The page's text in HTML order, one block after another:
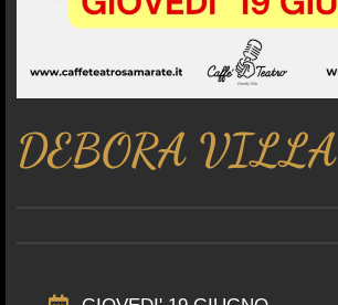
DEBORA VILLA